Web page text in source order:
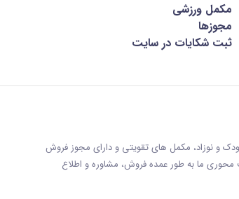
مکمل ورزشی
مجوزها
ثبت شکایات در سایت
و نوزاد، مکمل های تقویتی و دارای مجوز فروش
کرده. فعاليت محوری ما به طور عمده فروش، مشاوره و اطلاع